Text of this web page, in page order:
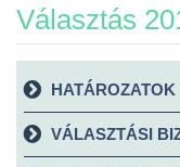
Választás
HATÁROZATOK
VÁLASZTÁSI